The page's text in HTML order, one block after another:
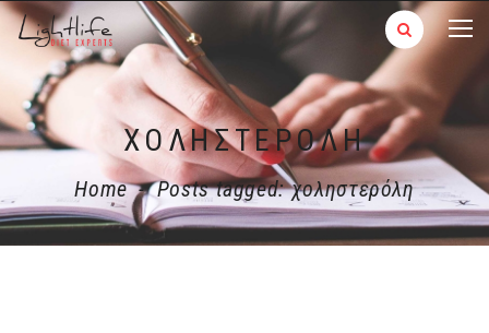
ΧΟΛΗΣΤΕΡΌΛΗ
Home - Posts tagged: χοληστερόλη